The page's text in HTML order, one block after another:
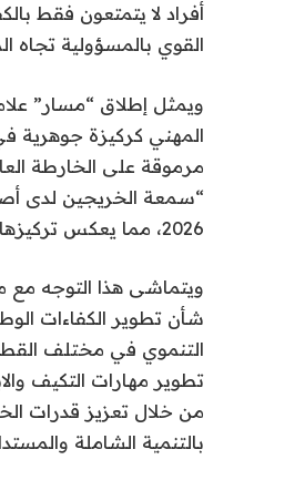
أفراد لا يتمتعون فقط
القوي بالمسؤولية تجاه
ويمثل إطلاق “مسار”
المهني كركيزة جوهرية
مرموقة على الخارطة
“سمعة الخريجين لدى
2026، مما يعكس تركيزها المستمر على تخريح كفاءات تلبي تطلعات سوق العمل.
شأن تطوير الكفاءات
التنموي في مختلف
تطوير مهارات التكيف
من خلال تعزيز قدرات
بالتنمية الشاملة